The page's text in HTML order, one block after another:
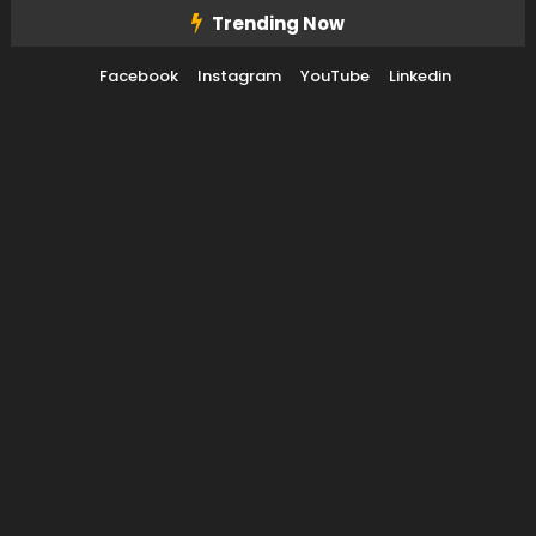
Trending Now
Facebook Instagram YouTube Linkedin